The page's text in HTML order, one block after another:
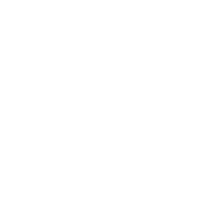
wir erneut einen
sehr schön und
der gut getarnt
wussten, wo wir zuerst
ein voller Erfolg,
Somit haben wir heute
Mal und sonnige
Absprache entschieden